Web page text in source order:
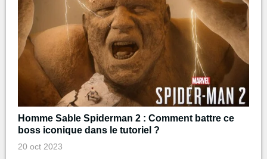
Homme Sable Spiderman 2 : Comment battre ce
boss iconique dans le tutoriel ?
20 oct 2023